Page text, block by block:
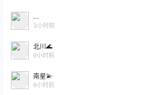
...
3小时前
北川🌊
6小时前
南星💫
6小时前